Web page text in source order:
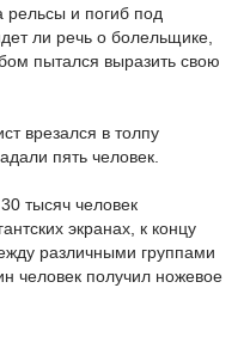
рельсы и погиб под
ли речь о болельщике,
пытался выразить свою
врезался в толпу
пять человек.
тысяч человек
экранах, к концу
различными группами
человек получил ножевое